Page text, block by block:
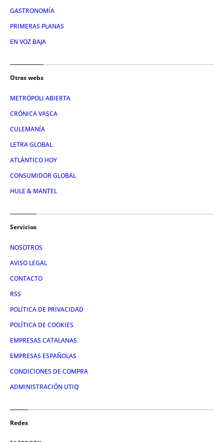
GASTRONOMÍA
PRIMERAS PLANAS
EN VOZ BAJA
Otras webs
METRÓPOLI ABIERTA
CRÓNICA VASCA
CULEMANÍA
LETRA GLOBAL
ATLÁNTICO HOY
CONSUMIDOR GLOBAL
HULE & MANTEL
Servicios
NOSOTROS
AVISO LEGAL
CONTACTO
RSS
POLÍTICA DE PRIVACIDAD
POLÍTICA DE COOKIES
EMPRESAS CATALANAS
EMPRESAS ESPAÑOLAS
CONDICIONES DE COMPRA
ADMINISTRACIÓN UTIQ
Redes